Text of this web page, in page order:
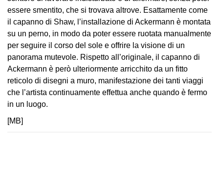
Amministrazione
trasparente
Whistleblowing
Sostieni
museo
EN
essere smentito, che si trovava altrove. Esattamente come
il capanno di Shaw, l’installazione di Ackermann è montata
su un perno, in modo da poter essere ruotata manualmente
per seguire il corso del sole e offrire la visione di un
panorama mutevole. Rispetto all’originale, il capanno di
Ackermann è però ulteriormente arricchito da un fitto
reticolo di disegni a muro, manifestazione dei tanti viaggi
che l’artista continuamente effettua anche quando è fermo
in un luogo.
[MB]